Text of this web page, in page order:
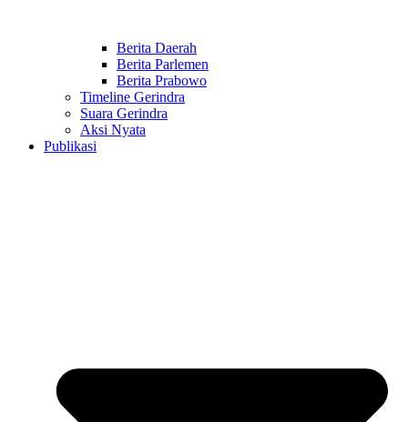
Berita Daerah
Berita Parlemen
Berita Prabowo
Timeline Gerindra
Suara Gerindra
Aksi Nyata
Publikasi